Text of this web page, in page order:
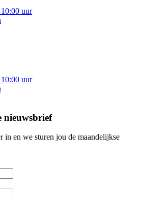
uur
uur
nieuwsbrief
in en we sturen jou de maandelijkse